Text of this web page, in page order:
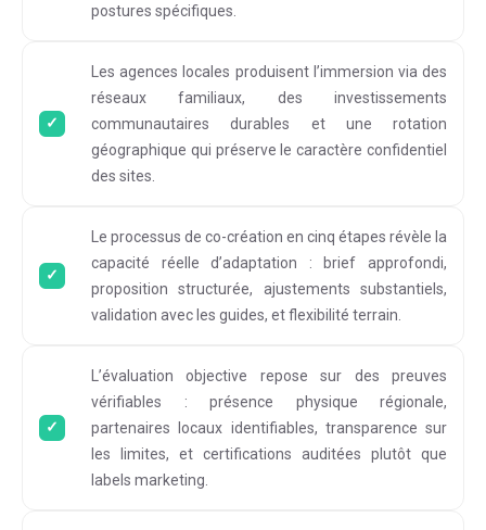
postures spécifiques.
Les agences locales produisent l’immersion via des
réseaux familiaux, des investissements
communautaires durables et une rotation
géographique qui préserve le caractère confidentiel
des sites.
Le processus de co-création en cinq étapes révèle la
capacité réelle d’adaptation : brief approfondi,
proposition structurée, ajustements substantiels,
validation avec les guides, et flexibilité terrain.
L’évaluation objective repose sur des preuves
vérifiables : présence physique régionale,
partenaires locaux identifiables, transparence sur
les limites, et certifications auditées plutôt que
labels marketing.